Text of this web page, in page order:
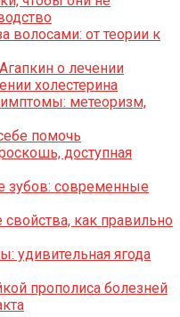
волосами: от теории к
о лечении
холестерина
метеоризм,
помочь
доступная
зубов: современные
как правильно
удивительная ягода
прополиса болезней